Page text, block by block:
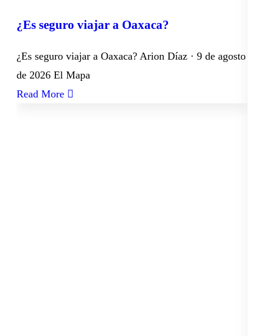
¿Es seguro viajar a Oaxaca?
¿Es seguro viajar a Oaxaca? Arion Díaz · 9 de agosto
de 2026 El Mapa
Read More